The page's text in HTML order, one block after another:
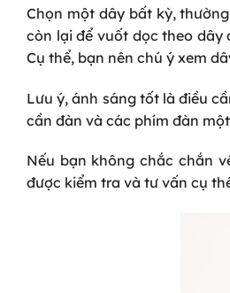
Chọn một dây bất kỳ,
còn lại để vuốt dọc theo dây
Cụ thể, bạn nên chú ý xem
Lưu ý, ánh sáng tốt là điều
cần đàn và các phím đàn
Nếu bạn không chắc chắn
được kiểm tra và tư vấn cụ